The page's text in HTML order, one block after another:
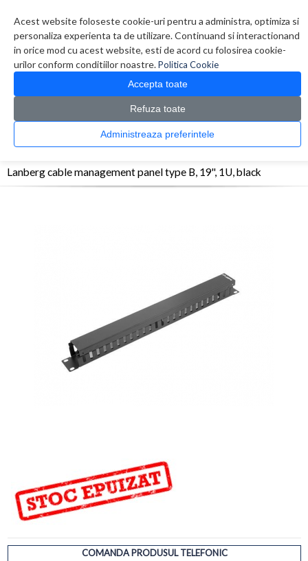
Acest website foloseste cookie-uri pentru a administra, optimiza si
personaliza experienta ta de utilizare. Continuand si interactionand
in orice mod cu acest website, esti de acord cu folosirea cookie-
urilor conform conditiilor noastre.Politica Cookie
Accepta toate
Refuza toate
Administreaza preferintele
0 produs(e)
CATALOG PRODUSE
> Accesorii Rack > Lanberg cable management panel type
Lanberg cable management panel type B, 19'', 1U, black
COMANDA PRODUSUL TELEFONIC